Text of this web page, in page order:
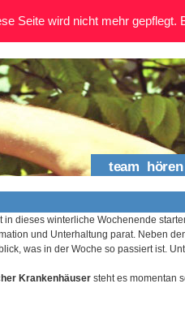
team hören
dieses winterliche Wochenende
und Unterhaltung parat. Neben
was in der Woche so passiert ist.
Krankenhäuser steht es momentan
Seite wird nicht mehr gepflegt.